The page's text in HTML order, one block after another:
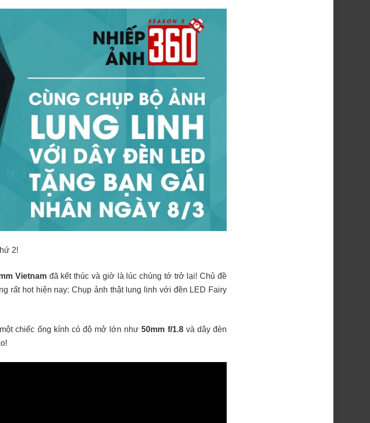
2!
Vietnamđã kết thúc và giờ là lúc chúng tớ trở lại! Chủ đề
rất hot hiện nay: Chụp ảnh thật lung linh với đền LED Fairy
chiếc ống kính có độ mở lớn như50mm f/1.8và dây đèn